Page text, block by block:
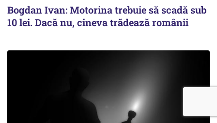
Bogdan Ivan: Motorina trebuie să scadă sub
10 lei. Dacă nu, cineva trădează românii